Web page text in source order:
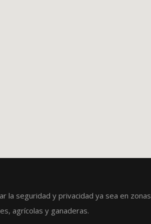
la seguridad y privacidad ya sea en zonas
agrícolas y ganaderas.